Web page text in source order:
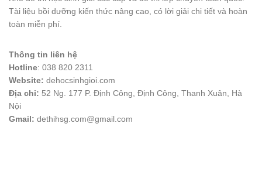
Tài liệu bồi dưỡng kiến thức nâng cao, có lời giải chi tiết và hoàn
toàn miễn phí.
Thông tin liên hệ
Hotline: 038 820 2311
Website: dehocsinhgioi.com
Địa chỉ: 52 Ng. 177 P. Định Công, Định Công, Thanh Xuân, Hà
Nội
Gmail: dethihsg.com@gmail.com